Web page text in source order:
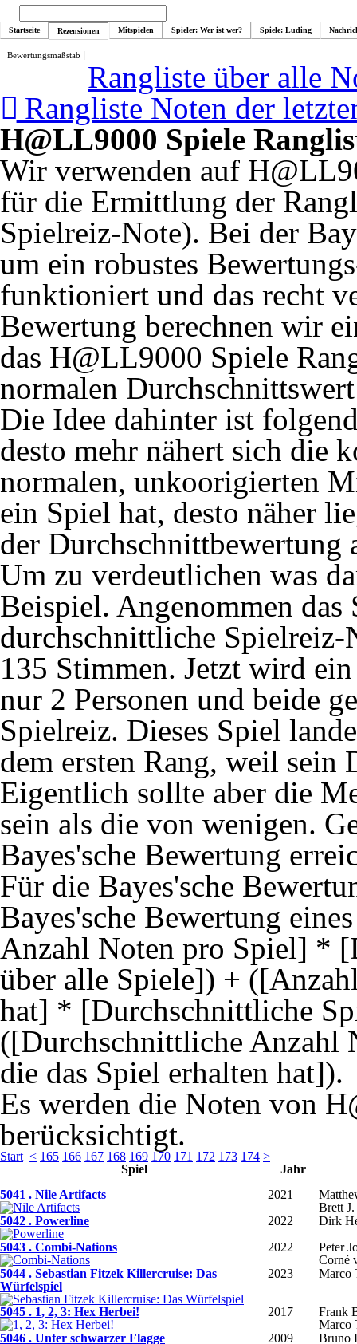
Startseite Rezensionen Mitspielen Spieler: Wer ist wer? Spiele: Luding
Bewertungsmaßstab
Rangliste über alle
Rangliste Noten der
H@LL9000 Spiele
Wir verwenden auf
für die Ermittlung der
Spielreiz-Note). Bei der
um ein robustes
funktioniert und das recht
Bewertung berechnen wir
das H@LL9000 Spiele
normalen
Die Idee dahinter ist
desto mehr nähert sich die
normalen, unkoorigierten
ein Spiel hat, desto näher
der Durchschnittbewertung
Um zu verdeutlichen was
Beispiel. Angenommen
durchschnittliche
135 Stimmen. Jetzt wird
nur 2 Personen und beide
Spielreiz. Dieses Spiel
dem ersten Rang, weil
Eigentlich sollte aber die
sein als die von wenigen.
Bayes'sche Bewertung
Für die Bayes'sche
Bayes'sche Bewertung
Anzahl Noten pro Spiel] *
über alle Spiele]) +
hat] * [Durchschnittliche
([Durchschnittliche Anzahl
die das Spiel erhalten hat]).
Es werden die Noten von
berücksichtigt.
Start < 165 166 167 168 169 170 171 172 173 174 >
Spiel
Jahr
5041 . Nile Artifacts
2021
Brett
5042 . Powerline
2022
Dirk
5043 . Combi-Nations
2022
Peter
Corné
5044 . Sebastian Fitzek Killercruise: Das
Würfelspiel
2023 Marco
5045 . 1, 2, 3: Hex Herbei! 2017
Frank
Marco
5046 . Unter schwarzer Flagge
2009
Bruno